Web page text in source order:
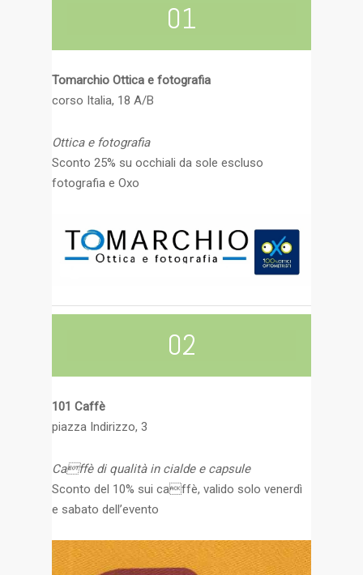
01
Tomarchio Ottica e fotografia
corso Italia, 18 A/B
Ottica e fotografia
Sconto 25% su occhiali da sole escluso
fotografia e Oxo
02
101 Caffè
piazza Indirizzo, 3
Caffè di qualità in cialde e capsule
Sconto del 10% sui caffè, valido solo venerdì
e sabato dell’evento